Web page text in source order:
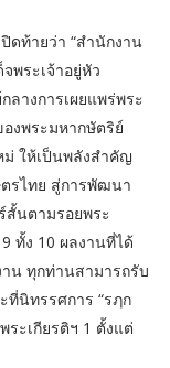
ดท้ายว่า “สำนักงาน
พระเจ้าอยู่หัว
างการเผยแพร่พระ
งพระมหากษัตริย์
ให้เป็นพลังสำคัญ
รไทย สู่การพัฒนา
สั้นตามรอยพระ
ทั้ง 10 ผลงานที่ได้
น ทุกท่านสามารถรับ
นิทรรศการ “รฦก
ะเกียรติฯ 1 ตั้งแต่